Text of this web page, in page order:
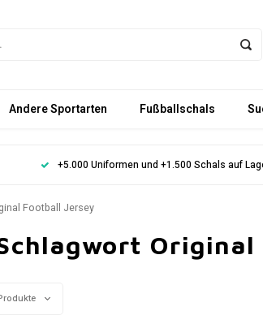
Andere Sportarten Fußballschals
+5.000 Uniformen und +1.500 Schals auf
Football Jersey
Original